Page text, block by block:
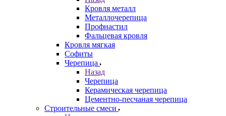
Кровля металл
Металлочерепица
Профнастил
Фальцевая кровля
Кровля мягкая
Софиты
Черепица
Назад
Черепица
Керамическая черепица
Цементно-песчаная черепица
Строительные смеси